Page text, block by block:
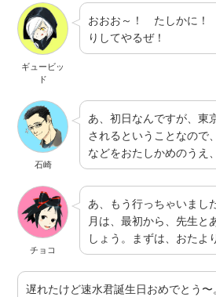
ギュービッ
ド
おおお～！ たしかに！
りしてやるぜ！
石崎
あ、初日なんですが、東
されるということなので
などをおたしかめのうえ
チョコ
あ、もう行っちゃいまし
月は、最初から、先生と
しょう。まずは、おたよ
遅れたけど速水君誕生日おめでとう〜。